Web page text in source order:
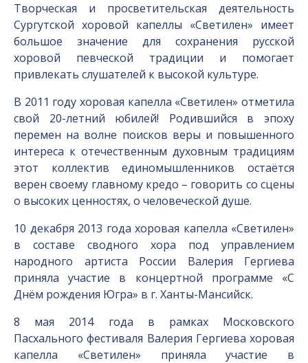
Творческая и просветительская деятельность
Сургутской хоровой капеллы «Светилен» имеет
большое значение для сохранения русской
хоровой певческой традиции и помогает
привлекать слушателей к высокой культуре.
В 2011 году хоровая капелла «Светилен» отметила
свой 20-летний юбилей! Родившийся в эпоху
перемен на волне поисков веры и повышенного
интереса к отечественным духовным традициям
этот коллектив единомышленников остаётся
верен своему главному кредо – говорить со сцены
о высоких ценностях, о человеческой душе.
10 декабря 2013 года хоровая капелла «Светилен»
в составе сводного хора под управлением
народного артиста России Валерия Гергиева
приняла участие в концертной программе «С
Днём рождения Югра» в г. Ханты-Мансийск.
8 мая 2014 года в рамках Московского
Пасхального фестиваля Валерия Гергиева хоровая
капелла «Светилен» приняла участие в